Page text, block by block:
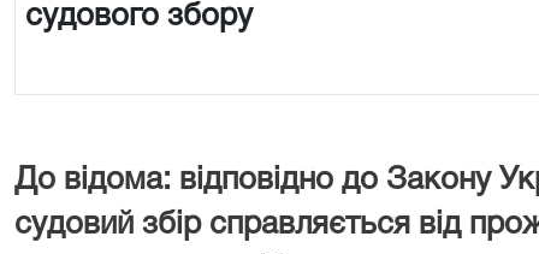
судового збору
До відома: відповідно до Закону
судовий збір справляється від